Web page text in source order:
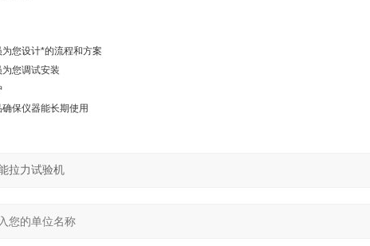
您设计*的流程和方案
您调试安装
保仪器能长期使用